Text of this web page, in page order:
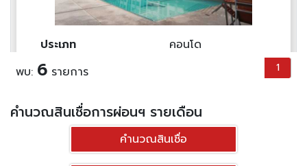
ประเภท
คอนโด
พื้นที่ใช้สอย
ราคาต่อตร.ม
1,420,000.-฿
พบ: 6 รายการ 1
คำนวณสินเชื่อการผ่อนฯ รายเดือน
คำนวณสินเชื่อ